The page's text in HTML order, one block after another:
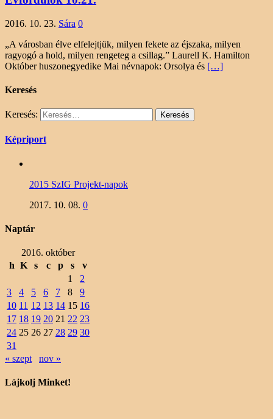
2016. 10. 23. Sára 0
„A városban élve elfelejtjük, milyen fekete az éjszaka, milyen
ragyogó a hold, milyen rengeteg a csillag.” Laurell K. Hamilton
Október huszonegyedike Mai névnapok: Orsolya és […]
Keresés
Keresés:
Képriport
2015 SzIG Projekt-napok
2017. 10. 08. 0
Naptár
2016. október
h K s c p s
v
1
2
3
4 5 6 7 8
9
10 11 12 13 14 15 16
17 18 19 20 21 22 23
24 25 26 27 28 29 30
31
« szept
nov »
Lájkolj Minket!